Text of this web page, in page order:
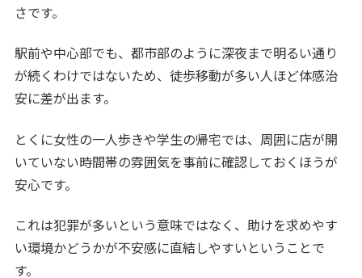
さです。
駅前や中心部でも、都市部のように深夜まで明るい通り
が続くわけではないため、徒歩移動が多い人ほど体感治
安に差が出ます。
とくに女性の一人歩きや学生の帰宅では、周囲に店が開
いていない時間帯の雰囲気を事前に確認しておくほうが
安心です。
これは犯罪が多いという意味ではなく、助けを求めやす
い環境かどうかが不安感に直結しやすいということで
す。